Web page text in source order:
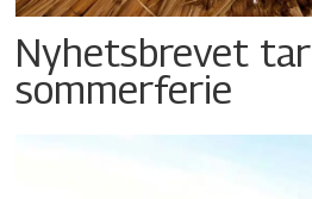
Nyhetsbrevet tar
sommerferie